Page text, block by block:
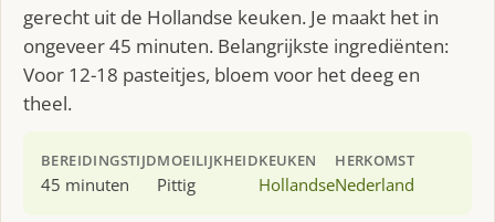
gerecht uit de Hollandse keuken. Je maakt het in
ongeveer 45 minuten. Belangrijkste ingrediënten:
Voor 12-18 pasteitjes, bloem voor het deeg en
theel.
BEREIDINGSTIJD
45 minuten
MOEILIJKHEID
Pittig
KEUKEN
Hollandse
HERKOMST
Nederland